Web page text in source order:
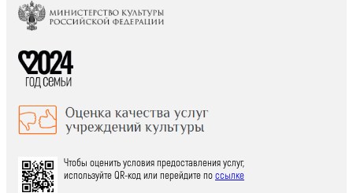
Чтобы оценить условия предоставления услуг,
используйте QR-код или перейдите поссылке